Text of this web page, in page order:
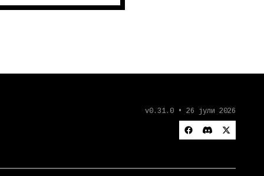
v0.31.0 • 26 јули 2026